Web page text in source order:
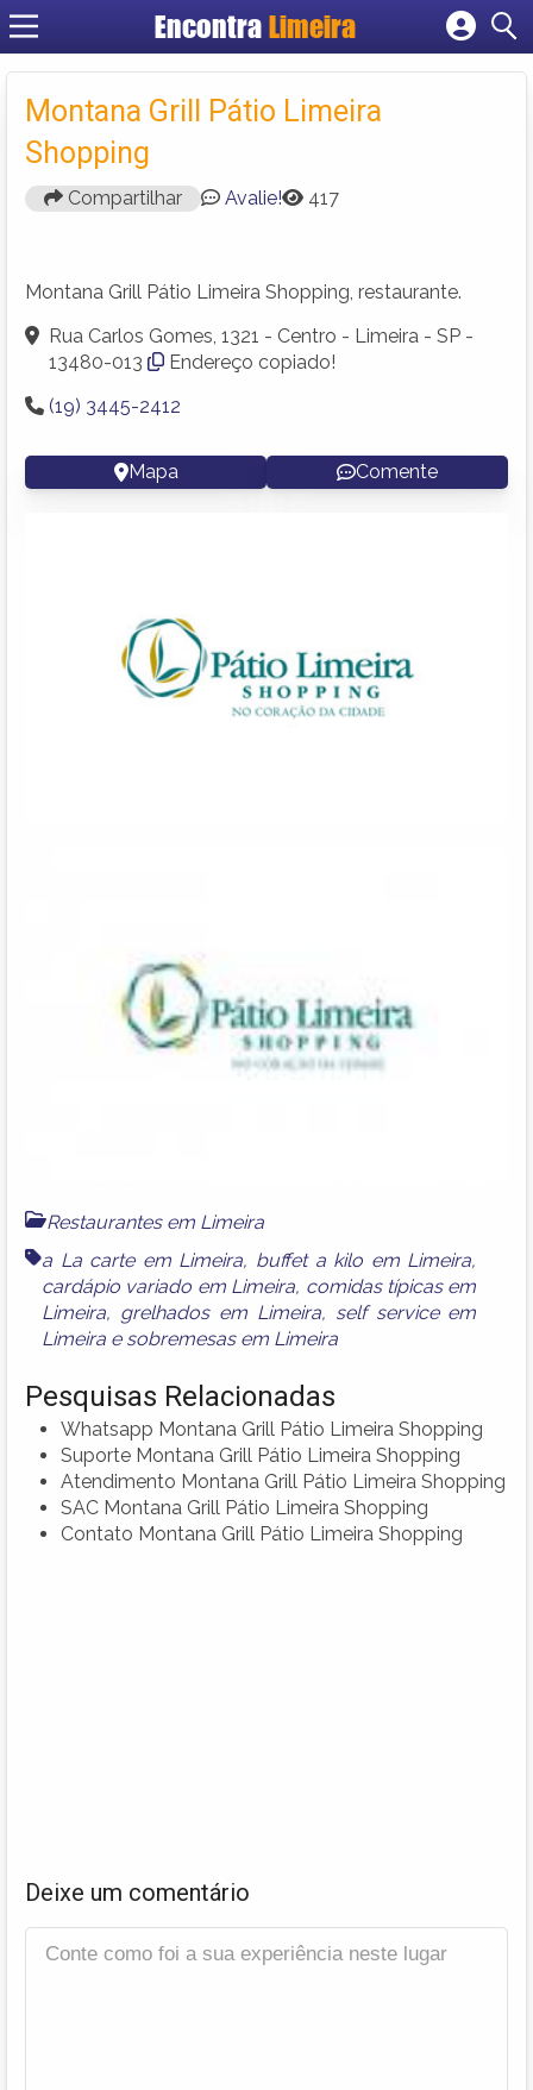
Encontra Limeira
Cadastrar empresa
Criar conta
Montana Grill Pátio Limeira
Shopping
Compartilhar Avalie! 417
Montana Grill Pátio Limeira Shopping, restaurante.
Rua Carlos Gomes, 1321 - Centro - Limeira - SP -
13480-013
Endereço copiado!
(19) 3445-2412
Mapa Comente
Restaurantes em Limeira
a La carte em Limeira, buffet a kilo em Limeira,
cardápio variado em Limeira, comidas típicas em
Limeira, grelhados em Limeira, self service em
Limeira e sobremesas em Limeira
Pesquisas Relacionadas
Whatsapp Montana Grill Pátio Limeira Shopping
Suporte Montana Grill Pátio Limeira Shopping
Atendimento Montana Grill Pátio Limeira Shopping
SAC Montana Grill Pátio Limeira Shopping
Contato Montana Grill Pátio Limeira Shopping
Deixe um comentário